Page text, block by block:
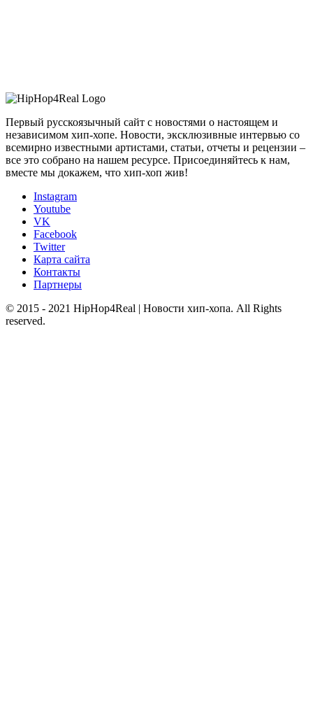
Первый русскоязычный сайт с новостями о настоящем и
независимом хип-хопе. Новости, эксклюзивные интервью со
всемирно известными артистами, статьи, отчеты и рецензии –
все это собрано на нашем ресурсе. Присоединяйтесь к нам,
вместе мы докажем, что хип-хоп жив!
Instagram
Youtube
VK
Facebook
Twitter
Карта сайта
Контакты
Партнеры
© 2015 - 2021 HipHop4Real | Новости хип-хопа. All Rights
reserved.